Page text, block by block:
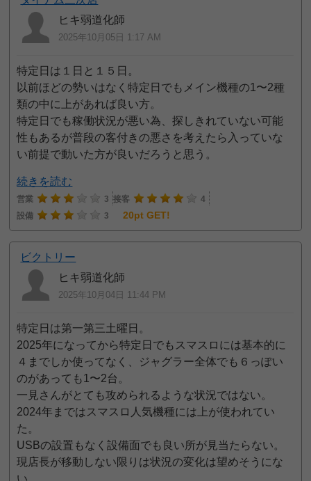
ヒキ弱道化師
2025年10月05日 1:17 AM
特定日は１日と１５日。
以前ほどの勢いはなく特定日でもメイン機種の1〜2種
類の中に上があれば良い方。
特定日でも稼働状況が悪い為、探しきれていない可能
性もあるが普段の客付きの悪さを考えたら入っていな
い前提で動いた方が良いだろうと思う。
続きを読む
営業 3 接客
4
設備
3 20pt GET!
ビクトリー
ヒキ弱道化師
2025年10月04日 11:44 PM
特定日は第一第三土曜日。
2025年になってから特定日でもスマスロには基本的に
４までしか使ってなく、ジャグラー全体でも６っぽい
のがあっても1〜2台。
一見さんがとても攻められるような状況ではない。
2024年まではスマスロ人気機種には上が使われてい
た。
USBの設置もなく設備面でも良い所が見当たらない。
現店長が移動しない限りは状況の変化は望めそうにな
い。